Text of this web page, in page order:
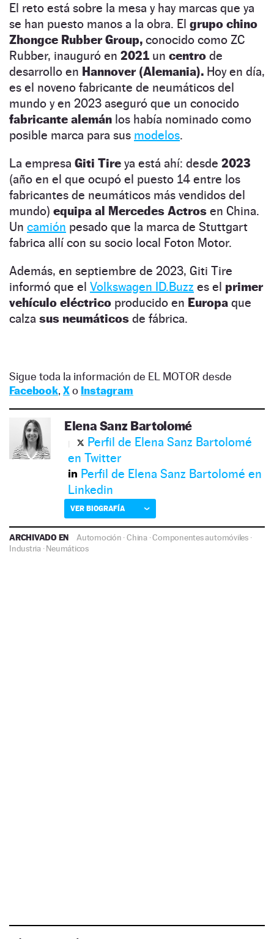
El reto está sobre la mesa y hay marcas que ya
se han puesto manos a la obra. El grupo chino
Zhongce Rubber Group, conocido como ZC
Rubber, inauguró en 2021 un centro de
desarrollo en Hannover (Alemania). Hoy en día,
es el noveno fabricante de neumáticos del
mundo y en 2023 aseguró que un conocido
fabricante alemán los había nominado como
posible marca para sus modelos.
La empresa Giti Tire ya está ahí: desde 2023
(año en el que ocupó el puesto 14 entre los
fabricantes de neumáticos más vendidos del
mundo) equipa al Mercedes Actros en China.
Un camión pesado que la marca de Stuttgart
fabrica allí con su socio local Foton Motor.
Además, en septiembre de 2023, Giti Tire
informó que el Volkswagen ID.Buzz es el primer
vehículo eléctrico producido en Europa que
calza sus neumáticos de fábrica.
Sigue toda la información de EL MOTOR desde
Facebook, Xo Instagram
Elena Sanz Bartolomé
Perfil de Elena Sanz Bartolomé
en Twitter
Perfil de Elena Sanz Bartolomé en
Linkedin
VER BIOGRAFÍA
ARCHIVADO EN Automoción ·China·Componentes automóviles·
Industria·Neumáticos